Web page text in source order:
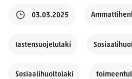
03.03.2025
lastensuojelulaki
Sosiaalihuoltolaki